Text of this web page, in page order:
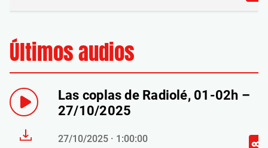
Últimos audios
Las coplas de Radiolé, 01-02h –
27/10/2025
27/10/2025 · 1:00:00